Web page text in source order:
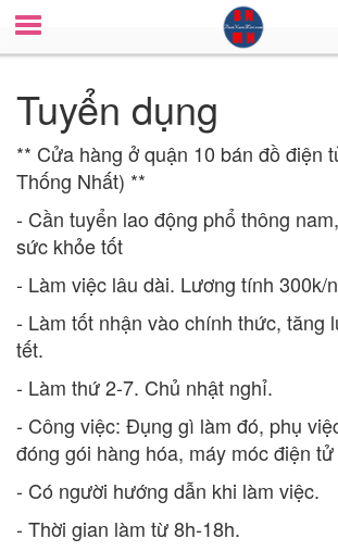
Tuyển dụng
** Cửa hàng ở quận 10 bán đồ điện
Thống Nhất) **
- Cần tuyển lao động phổ thông
sức khỏe tốt
- Làm việc lâu dài. Lương tính 300k/
- Làm tốt nhận vào chính thức, tăng
tết.
- Làm thứ 2-7. Chủ nhật nghỉ.
- Công việc: Đụng gì làm đó, phụ
đóng gói hàng hóa, máy móc điện
- Có người hướng dẫn khi làm việc.
- Thời gian làm từ 8h-18h.